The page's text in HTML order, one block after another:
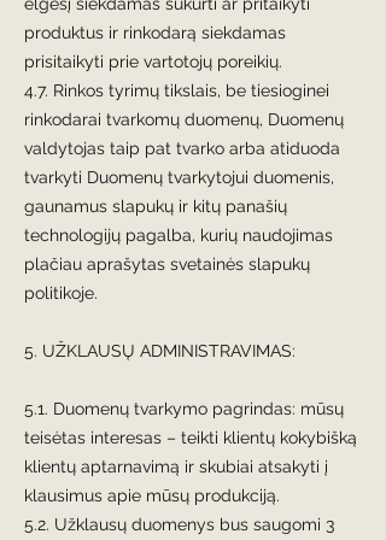
elgesį siekdamas sukurti ar pritaikyti
produktus ir rinkodarą siekdamas
prisitaikyti prie vartotojų poreikių.
4.7. Rinkos tyrimų tikslais, be tiesioginei
rinkodarai tvarkomų duomenų, Duomenų
valdytojas taip pat tvarko arba atiduoda
tvarkyti Duomenų tvarkytojui duomenis,
gaunamus slapukų ir kitų panašių
technologijų pagalba, kurių naudojimas
plačiau aprašytas svetainės slapukų
politikoje.
​5. UŽKLAUSŲ ADMINISTRAVIMAS:
5.1. Duomenų tvarkymo pagrindas: mūsų
teisėtas interesas – teikti klientų kokybišką
klientų aptarnavimą ir skubiai atsakyti į
klausimus apie mūsų produkciją.
5.2. Užklausų duomenys bus saugomi 3